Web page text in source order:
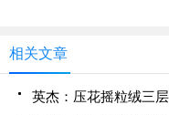
相关文章